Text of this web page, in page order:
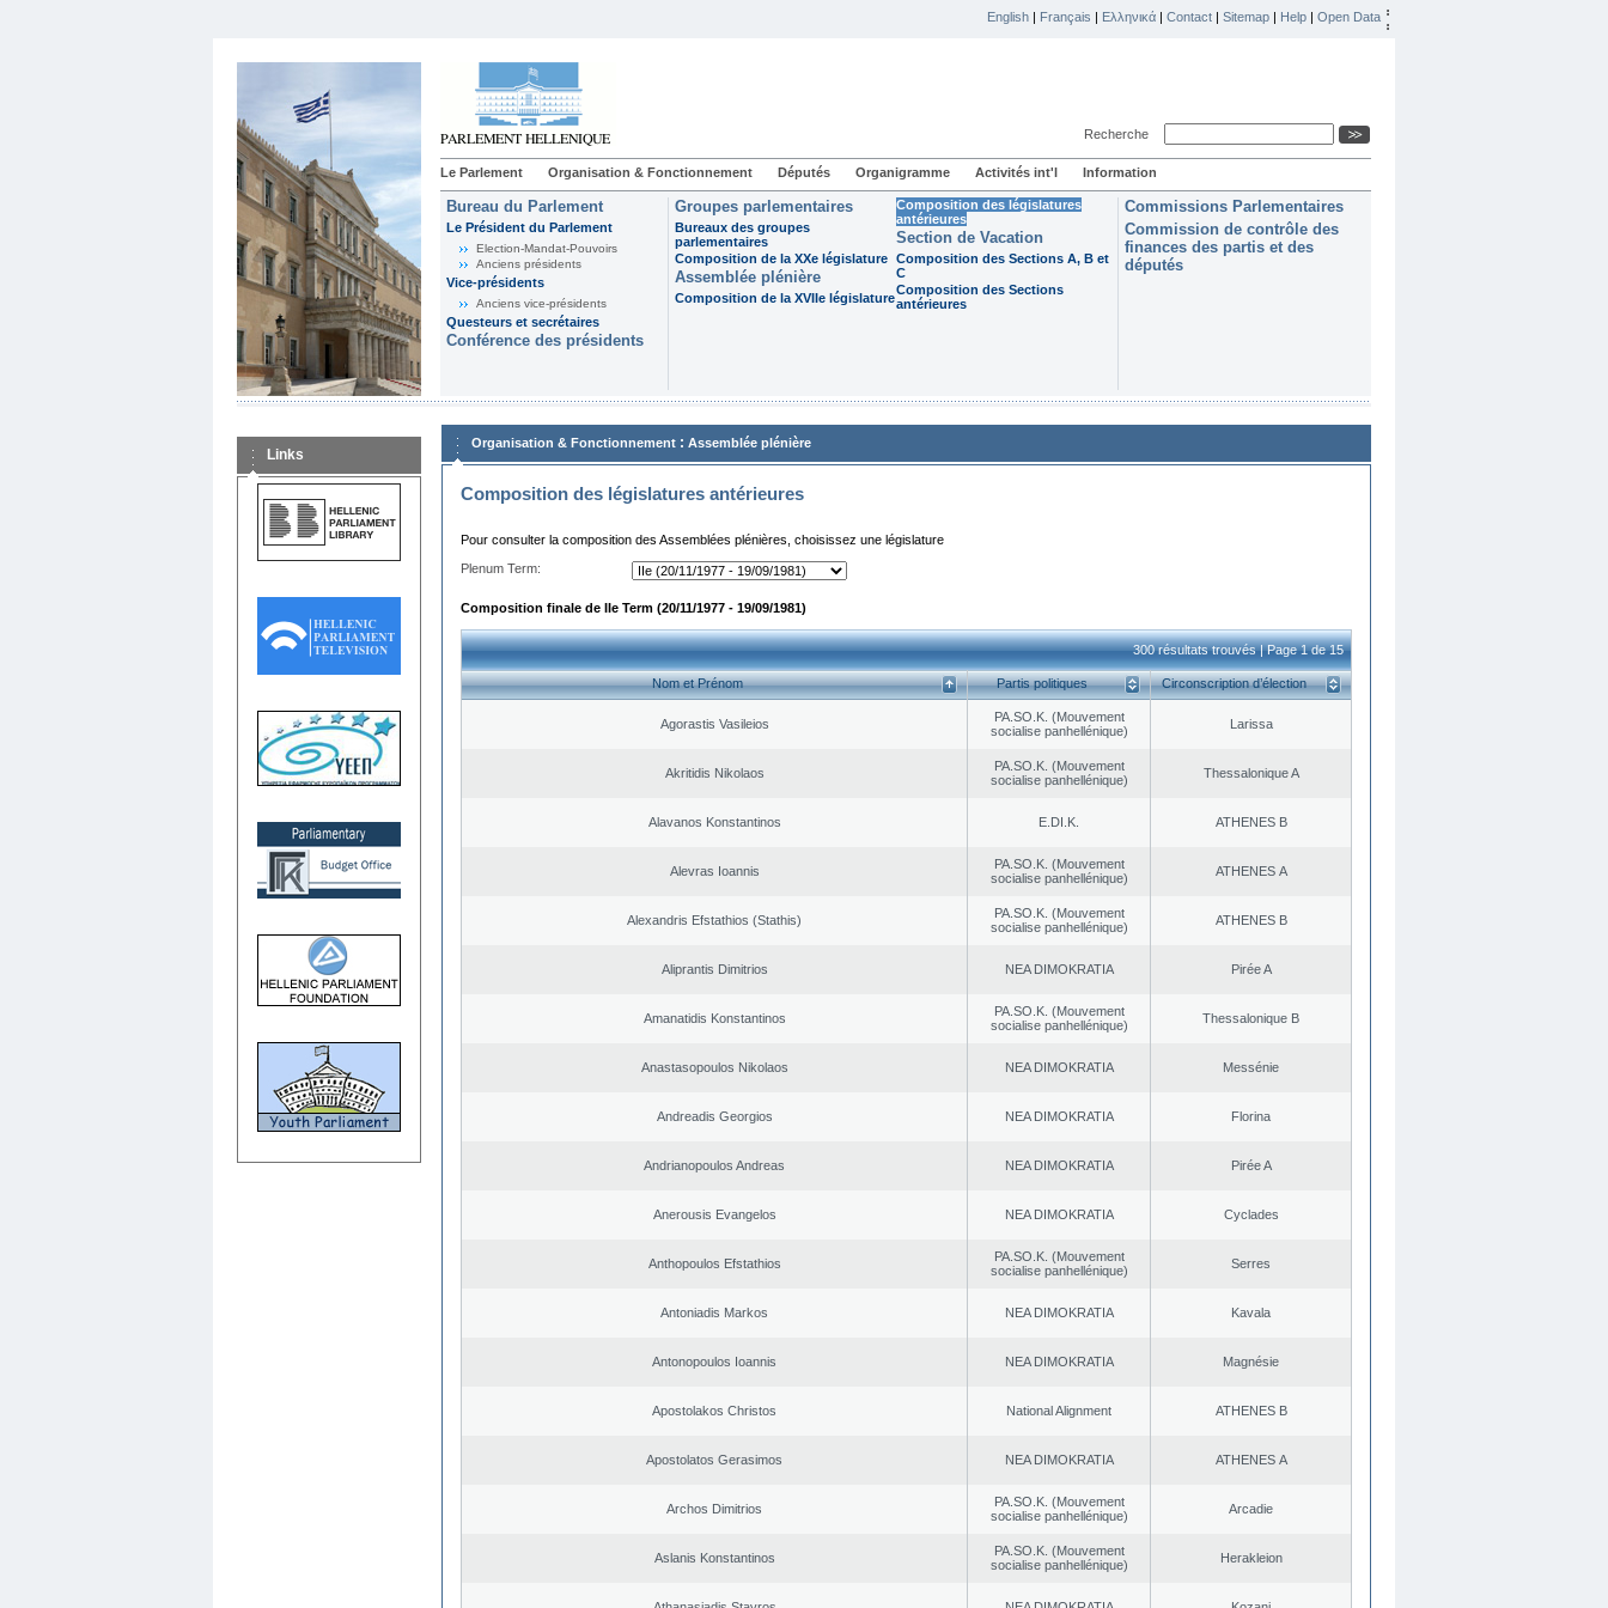
English | Français | Ελληνικά | Contact | Sitemap | Help | Open Data
Recherche
Le Parlement Organisation & Fonctionnement Députés Organigramme Activités int'l Information
Bureau du Parlement
Le Président du Parlement
Election-Mandat-Pouvoirs
Anciens présidents
Vice-présidents
Anciens vice-présidents
Questeurs et secrétaires
Conférence des présidents
Groupes parlementaires
Bureaux des groupes
parlementaires
Composition de la XXe législature
Assemblée plénière
Composition de la XVIIe législature
Composition des législatures
antérieures
Section de Vacation
Composition des Sections A, B et
C
Composition des Sections
antérieures
Commissions Parlementaires
Commission de contrôle des
finances des partis et des
députés
Links
Organisation & Fonctionnement : Assemblée plénière
Composition des législatures antérieures
Pour consulter la composition des Assemblées plénières, choisissez une législature
Plenum Term:
Composition finale de IIe Term (20/11/1977 - 19/09/1981)
300 résultats trouvés | Page 1 de 15
Nom et Prénom Partis politiques Circonscription d’élection
Agorastis Vasileios
PA.SO.K. (Mouvement
socialise panhellénique)
Larissa
Akritidis Nikolaos
PA.SO.K. (Mouvement
socialise panhellénique)
Thessalonique A
Alavanos Konstantinos E.DI.K. ATHENES Β
Alevras Ioannis
PA.SO.K. (Mouvement
socialise panhellénique)
ATHENES Α
Alexandris Efstathios (Stathis)
PA.SO.K. (Mouvement
socialise panhellénique)
ATHENES Β
Aliprantis Dimitrios NEA DΙMOKRATIA Pirée A
Amanatidis Konstantinos
PA.SO.K. (Mouvement
socialise panhellénique)
Thessalonique B
Anastasopoulos Nikolaos NEA DΙMOKRATIA Messénie
Andreadis Georgios NEA DΙMOKRATIA Florina
Andrianopoulos Andreas NEA DΙMOKRATIA Pirée A
Anerousis Evangelos NEA DΙMOKRATIA Cyclades
Anthopoulos Efstathios
PA.SO.K. (Mouvement
socialise panhellénique)
Serres
Antoniadis Markos NEA DΙMOKRATIA Kavala
Antonopoulos Ioannis NEA DΙMOKRATIA Magnésie
Apostolakos Christos National Alignment ATHENES Β
Apostolatos Gerasimos NEA DΙMOKRATIA ATHENES Α
Archos Dimitrios
PA.SO.K. (Mouvement
socialise panhellénique)
Arcadie
Aslanis Konstantinos
PA.SO.K. (Mouvement
socialise panhellénique)
Herakleion